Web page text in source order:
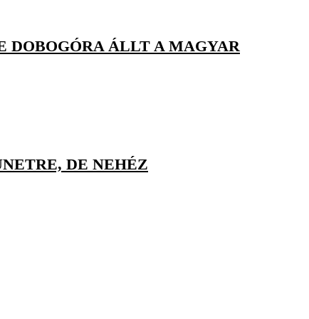
DOBOGÓRA ÁLLT A MAGYAR
DE NEHÉZ